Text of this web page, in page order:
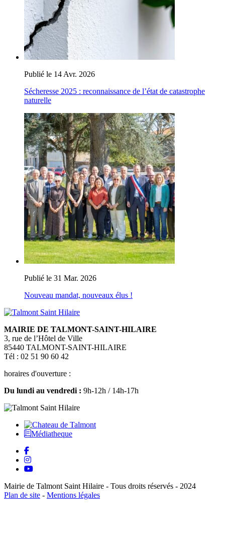
Publié le 14 Avr. 2026
Sécheresse 2025 : reconnaissance de l’état de catastrophe
naturelle
Publié le 31 Mar. 2026
Nouveau mandat, nouveaux élus !
MAIRIE DE TALMONT-SAINT-HILAIRE
3, rue de l’Hôtel de Ville
85440 TALMONT-SAINT-HILAIRE
Tél : 02 51 90 60 42
horaires d'ouverture :
Du lundi au vendredi : 9h-12h / 14h-17h
Médiatheque
Mairie de Talmont Saint Hilaire - Tous droits réservés - 2024
Plan de site - Mentions légales